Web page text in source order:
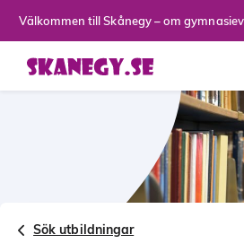
Välkommen till Skånegy – om
Sök utbildningar